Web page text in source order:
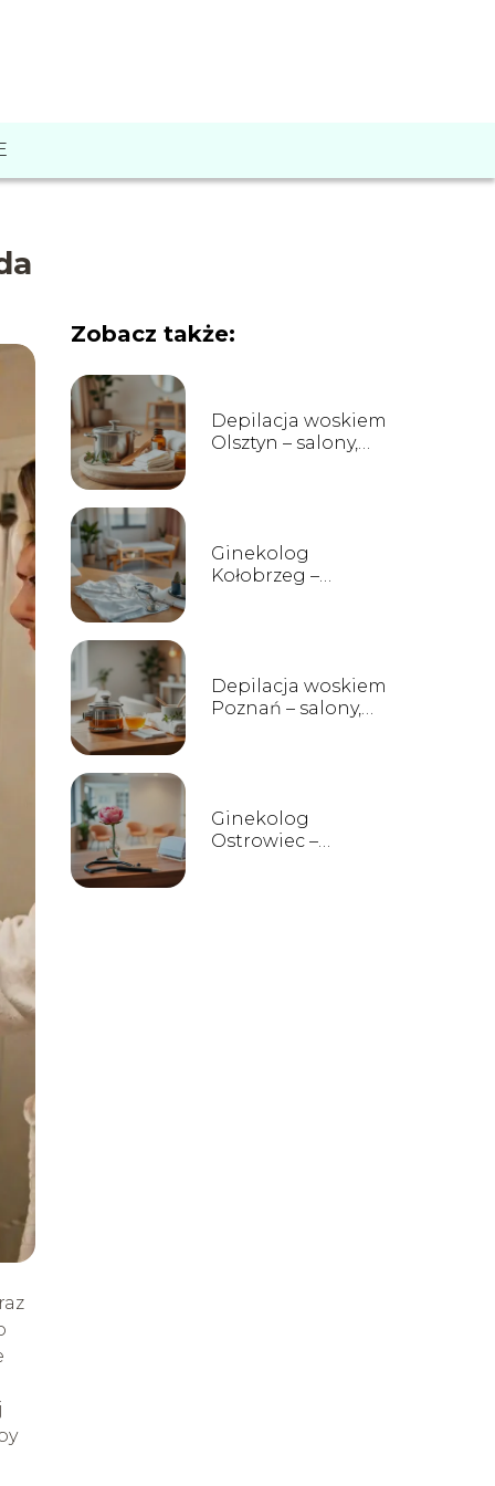
Zobacz także:
Depilacja woskiem
Olsztyn – salony,
Ginekolog
Kołobrzeg –
Depilacja woskiem
Poznań – salony,
Ginekolog
Ostrowiec –